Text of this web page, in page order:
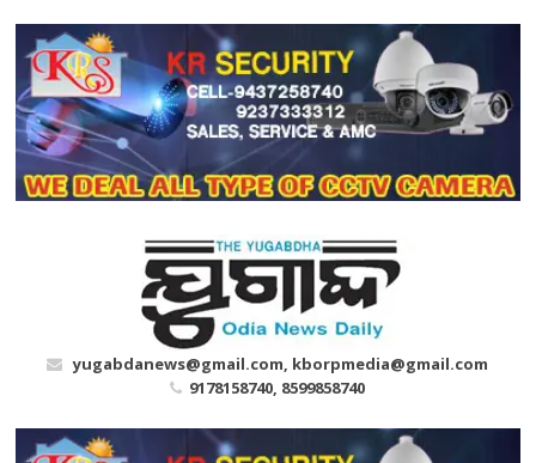
content
yugabdanews@gmail.com, kborpmedia@gmail.com
9178158740, 8599858740